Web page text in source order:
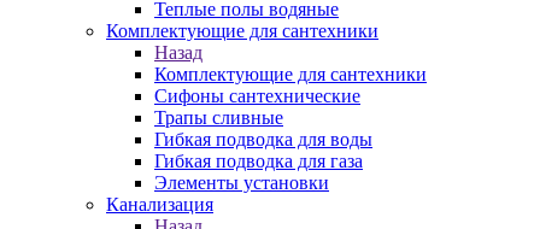
Теплые полы водяные
Комплектующие для сантехники
Назад
Комплектующие для сантехники
Сифоны сантехнические
Трапы сливные
Гибкая подводка для воды
Гибкая подводка для газа
Элементы установки
Канализация